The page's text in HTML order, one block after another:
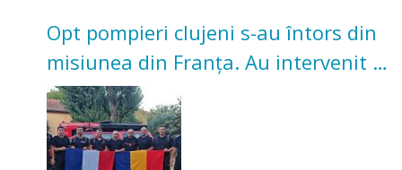
Opt pompieri clujeni s-au întors din
misiunea din Franța. Au intervenit la
incendii de vegetație și pădure